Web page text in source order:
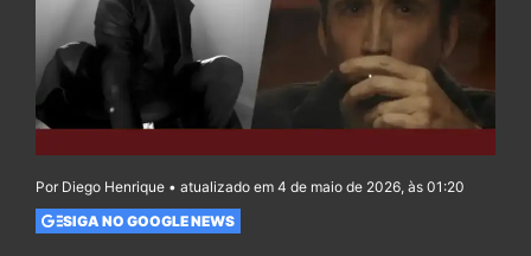
Por Diego Henrique • atualizado em 4 de maio de 2026, às 01:20
SIGA NO GOOGLE NEWS